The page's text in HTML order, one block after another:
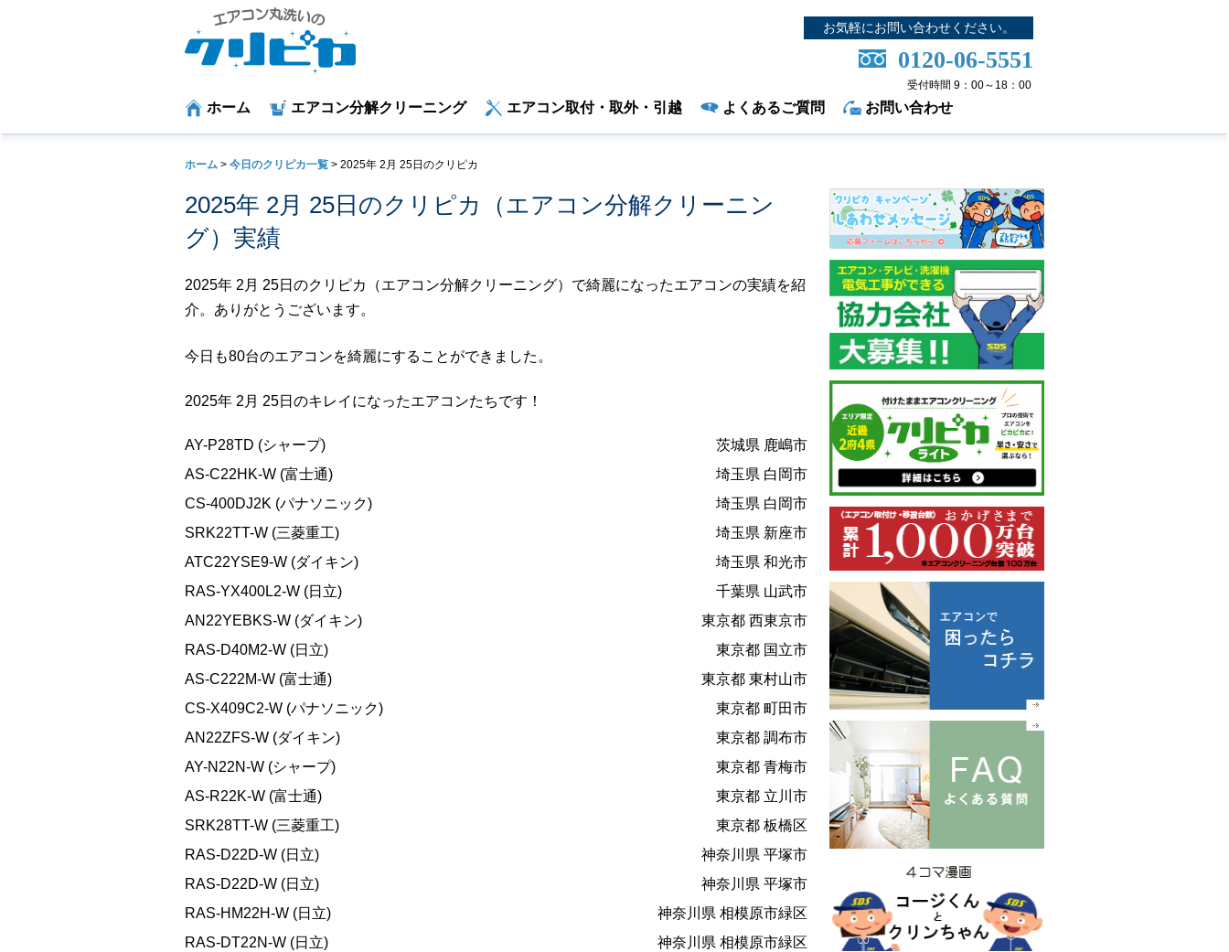
お気軽にお問い合わせください。
0120-06-5551
受付時間 9：00～18：00
ホーム エアコン分解クリーニング エアコン取付・取外・引越 よくあるご質問 お問い合わせ
ホーム > 今日のクリピカ一覧 > 2025年 2月 25日のクリピカ
2025年 2月 25日のクリピカ（エアコン分解クリーニン
グ）実績
2025年 2月 25日のクリピカ（エアコン分解クリーニング）で綺麗になったエアコンの実績を紹
介。ありがとうございます。
今日も80台のエアコンを綺麗にすることができました。
2025年 2月 25日のキレイになったエアコンたちです！
AY-P28TD (シャープ)
茨城県 鹿嶋市
AS-C22HK-W (富士通)
埼玉県 白岡市
CS-400DJ2K (パナソニック)
埼玉県 白岡市
SRK22TT-W (三菱重工)
埼玉県 新座市
ATC22YSE9-W (ダイキン)
埼玉県 和光市
RAS-YX400L2-W (日立)
千葉県 山武市
AN22YEBKS-W (ダイキン)
東京都 西東京市
RAS-D40M2-W (日立)
東京都 国立市
AS-C222M-W (富士通)
東京都 東村山市
CS-X409C2-W (パナソニック)
東京都 町田市
AN22ZFS-W (ダイキン)
東京都 調布市
AY-N22N-W (シャープ)
東京都 青梅市
AS-R22K-W (富士通)
東京都 立川市
SRK28TT-W (三菱重工)
東京都 板橋区
RAS-D22D-W (日立)
神奈川県 平塚市
RAS-D22D-W (日立)
神奈川県 平塚市
RAS-HM22H-W (日立)
神奈川県 相模原市緑区
RAS-DT22N-W (日立)
神奈川県 相模原市緑区